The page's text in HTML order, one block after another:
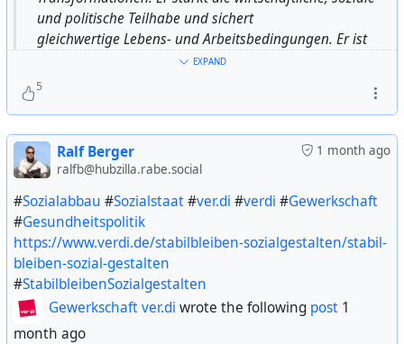
und politische Teilhabe und sichert
gleichwertige Lebens- und Arbeitsbedingungen. Er ist
selbst Produktivkraft, bildet die
Grundlagen für eine solidarische Gesellschaft, gute
#Sozialabbau #Sozialstaat#ver.di #verdi #Gewerkschaft
#Gesundheitspolitik
Stabil bleiben - Sozialgestalten | ver.di
#20MillionenStimmen#
EXPAND
5
1 month ago
Ralf Berger
ralfb@hubzilla.rabe.social
#Sozialabbau #Sozialstaat#ver.di #verdi #Gewerkschaft
#Gesundheitspolitik
https://www.verdi.de/stabilbleiben-sozialgestalten/stabil-
bleiben-sozial-gestalten
#StabilbleibenSozialgestalten
Gewerkschaft ver.di wrote the following post 1
month ago